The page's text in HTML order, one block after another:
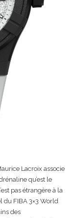
Lacroix associe
qu’est le
pas étrangère à la
du FIBA 3×3 World
des